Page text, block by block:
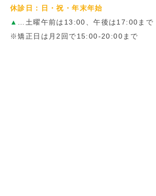
休診日：日・祝・年末年始
▲ …土曜午前は13:00、午後は17:00まで
※矯正日は月2回で15:00-20:00まで